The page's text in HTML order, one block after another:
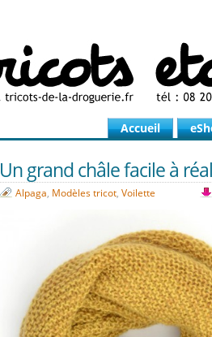
Accueil
Un grand châle facile à
Alpaga, Modèles tricot, Voilette